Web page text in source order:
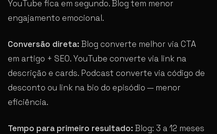
YouTube fica em segundo. Blog tem menor
engajamento emocional.
Conversão direta: Blog converte melhor via CTA
em artigo + SEO. YouTube converte via link na
descrição e cards. Podcast converte via código de
desconto ou link na bio do episódio — menor
eficiência.
Tempo para primeiro resultado: Blog: 3 a 12 meses